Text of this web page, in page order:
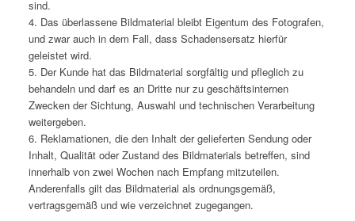
sind.
4. Das überlassene Bildmaterial bleibt Eigentum des Fotografen,
und zwar auch in dem Fall, dass Schadensersatz hierfür
geleistet wird.
5. Der Kunde hat das Bildmaterial sorgfältig und pfleglich zu
behandeln und darf es an Dritte nur zu geschäftsinternen
Zwecken der Sichtung, Auswahl und technischen Verarbeitung
weitergeben.
6. Reklamationen, die den Inhalt der gelieferten Sendung oder
Inhalt, Qualität oder Zustand des Bildmaterials betreffen, sind
innerhalb von zwei Wochen nach Empfang mitzuteilen.
Anderenfalls gilt das Bildmaterial als ordnungsgemäß,
vertragsgemäß und wie verzeichnet zugegangen.